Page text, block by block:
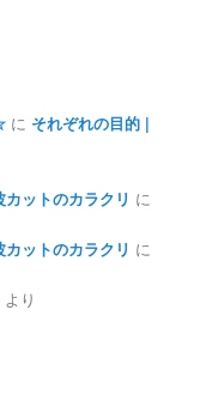
に それぞれの目的 |
ットのカラクリ に
ットのカラクリ に
より